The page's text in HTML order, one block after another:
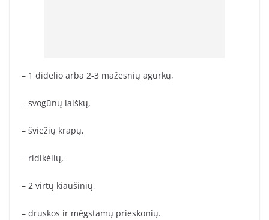
– 1 didelio arba 2-3 mažesnių agurkų,
– svogūnų laiškų,
– šviežių krapų,
– ridikėlių,
– 2 virtų kiaušinių,
– druskos ir mėgstamų prieskonių.